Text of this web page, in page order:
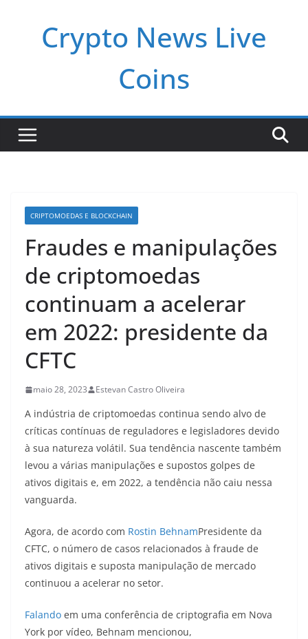
Crypto News Live
Coins
CRIPTOMOEDAS E BLOCKCHAIN
Fraudes e manipulações
de criptomoedas
continuam a acelerar
em 2022: presidente da
CFTC
maio 28, 2023 Estevan Castro Oliveira
A indústria de criptomoedas continua sendo alvo de
críticas contínuas de reguladores e legisladores devido
à sua natureza volátil. Sua tendência nascente também
levou a várias manipulações e supostos golpes de
ativos digitais e, em 2022, a tendência não caiu nessa
vanguarda.
Agora, de acordo com Rostin BehnamPresidente da
CFTC, o número de casos relacionados à fraude de
ativos digitais e suposta manipulação de mercado
continuou a acelerar no setor.
Falando em uma conferência de criptografia em Nova
York por vídeo, Behnam mencionou,